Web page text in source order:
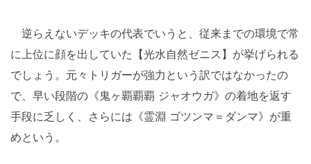
逆らえないデッキの代表でいうと、従来までの環境で常
に上位に顔を出していた【光水自然ゼニス】が挙げられる
でしょう。元々トリガーが強力という訳ではなかったの
で、早い段階の《鬼ヶ覇覇覇 ジャオウガ》の着地を返す
手段に乏しく、さらには《霊淵 ゴツンマ＝ダンマ》が重
めという。